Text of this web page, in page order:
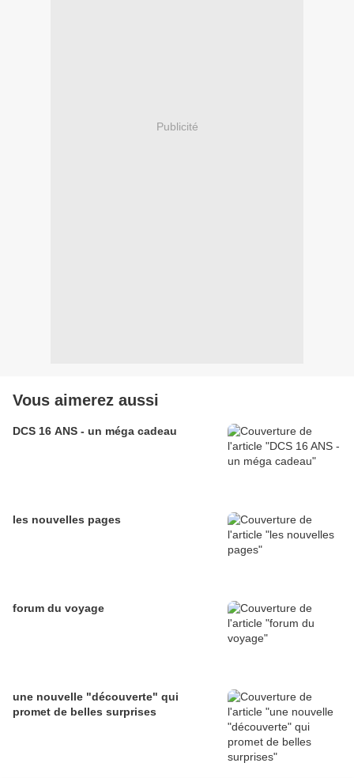
Publicité
Vous aimerez aussi
DCS 16 ANS - un méga cadeau
les nouvelles pages
forum du voyage
une nouvelle "découverte" qui
promet de belles surprises